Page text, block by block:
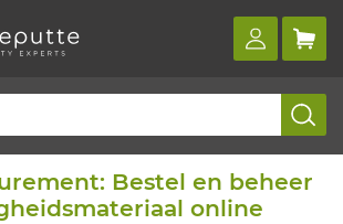
Bestel en beheer
online